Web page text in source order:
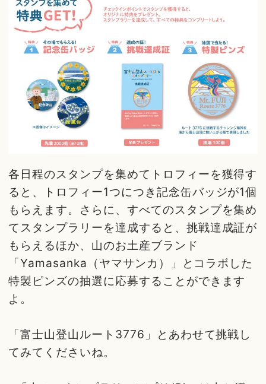
各日程のスタンプを集めてトロフィーを獲得す
ると、トロフィー1つにつき記念缶バッジが1個
もらえます。さらに、すべてのスタンプを集め
てスタンプラリーを達成すると、挑戦達成証が
もらえるほか、山のお土産ブランド
「Yamasanka（ヤマサンカ）」とコラボした
特製ピンズの抽選に応募することができます
よ。
「富士山登山ルート3776」とあわせて挑戦し
てみてくださいね。